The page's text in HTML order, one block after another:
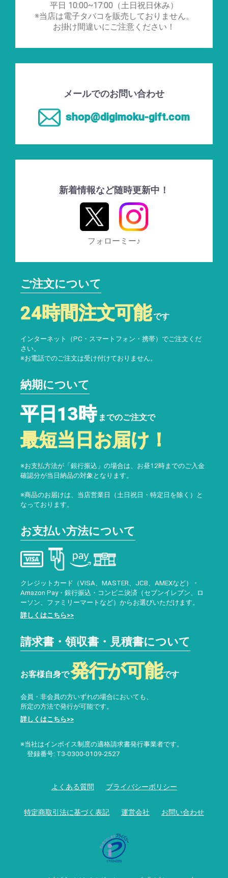
平日 10:00~17:00（土日祝日休み）
※当店は電子タバコを販売しておりません。
お掛け間違いにご注意ください！
メールでのお問い合わせ
shop@digimoku-gift.com
新着情報など随時更新中！
フォローミー♪
ご注文について
24時間注文可能です
インターネット（PC・スマートフォン・携帯）でご注文くだ
さい。
※お電話でのご注文は受け付けておりません。
納期について
平日13時 までのご注文で
最短当日お届け！
※お支払方法が「銀行振込」の場合は、お昼12時までのご入金
確認分が当日納品の対象となります。
※商品のお届けは、当店営業日（土日祝日・特定日を除く）と
なっております。
お支払い方法について
クレジットカード（VISA、MASTER、JCB、AMEXなど）・
Amazon Pay・銀行振込・コンビニ決済（セブンイレブン、ロ
ーソン、ファミリーマートなど）からお選びいただけます。
詳しくはこちら>>
請求書・領収書・見積書について
お客様自身で発行が可能です
会員・非会員の方いずれの場合においても、
所定の方法で発行が可能です。
詳しくはこちら>>
※当社はインボイス制度の適格請求書発行事業者です。
登録番号: T3-0300-0109-2527
よくある質問 プライバシーポリシー
特定商取引法に基づく表記 運営会社 お問い合わせ